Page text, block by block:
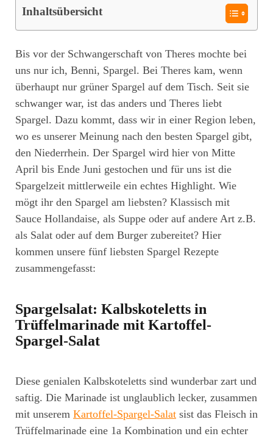
Inhaltsübersicht
Bis vor der Schwangerschaft von Theres mochte bei
uns nur ich, Benni, Spargel. Bei Theres kam, wenn
überhaupt nur grüner Spargel auf dem Tisch. Seit sie
schwanger war, ist das anders und Theres liebt
Spargel. Dazu kommt, dass wir in einer Region leben,
wo es unserer Meinung nach den besten Spargel gibt,
den Niederrhein. Der Spargel wird hier von Mitte
April bis Ende Juni gestochen und für uns ist die
Spargelzeit mittlerweile ein echtes Highlight. Wie
mögt ihr den Spargel am liebsten? Klassisch mit
Sauce Hollandaise, als Suppe oder auf andere Art z.B.
als Salat oder auf dem Burger zubereitet? Hier
kommen unsere fünf liebsten Spargel Rezepte
zusammengefasst:
Spargelsalat: Kalbskoteletts in
Trüffelmarinade mit Kartoffel-
Spargel-Salat
Diese genialen Kalbskoteletts sind wunderbar zart und
saftig. Die Marinade ist unglaublich lecker, zusammen
mit unserem Kartoffel-Spargel-Salat sist das Fleisch in
Trüffelmarinade eine 1a Kombination und ein echter